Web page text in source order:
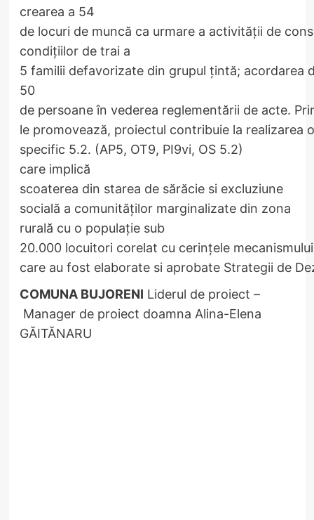
crearea a 54
de locuri de muncă ca urmare a activității de
condițiilor de trai a
5 familii defavorizate din grupul țintă; acordarea
50
de persoane în vederea reglementării de acte.
le promovează, proiectul contribuie la realizarea
specific 5.2. (AP5, OT9, PI9vi, OS 5.2)
care implică
scoaterea din starea de sărăcie si excluziune
socială a comunităților marginalizate din zona
rurală cu o populație sub
20.000 locuitori corelat cu cerințele
care au fost elaborate si aprobate Strategii de
COMUNA BUJORENI Liderul de proiect –
Manager de proiect doamna Alina-Elena
GĂITĂNARU